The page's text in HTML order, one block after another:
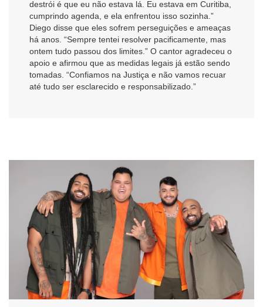
destrói é que eu não estava lá. Eu estava em Curitiba,
cumprindo agenda, e ela enfrentou isso sozinha.”
Diego disse que eles sofrem perseguições e ameaças
há anos. “Sempre tentei resolver pacificamente, mas
ontem tudo passou dos limites.” O cantor agradeceu o
apoio e afirmou que as medidas legais já estão sendo
tomadas. “Confiamos na Justiça e não vamos recuar
até tudo ser esclarecido e responsabilizado.”